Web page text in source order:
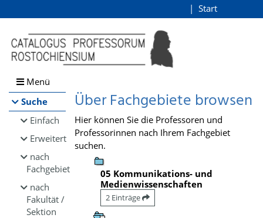
Browsen
direkt zum Inhalt
Start
Menü
Suche
Einfach
Erweitert
nach
Fachgebiet
nach
Fakultät /
Sektion
Über Fachgebiete browsen
Hier können Sie die Professoren und
Professorinnen nach Ihrem Fachgebiet
suchen.
05 Kommunikations- und
Medienwissenschaften
2 Einträge